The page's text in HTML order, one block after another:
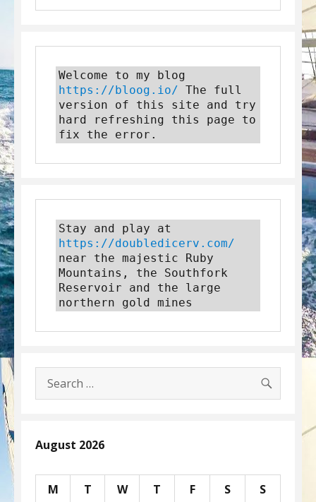
https://bloog.io/ The full
version of this site and try
hard refreshing this page to
fix the error.
https://doubledicerv.com/
near the majestic Ruby
Mountains, the Southfork
Reservoir and the large
northern gold mines
Search
for:
August 2026
M T W T F S
S